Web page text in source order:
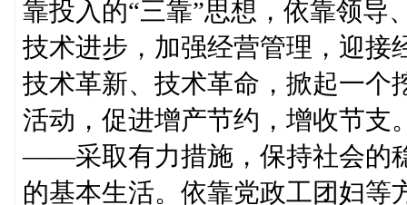
靠投入的“三靠”思想，依靠领导
技术进步，加强经营管理，迎接
技术革新、技术革命，掀起一个
活动，促进增产节约，增收节支
——采取有力措施，保持社会的
的基本生活。依靠党政工团妇等